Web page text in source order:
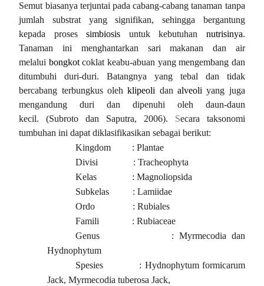
Semut biasanya terjuntai pada cabang-cabang tanaman tanpa
jumlah substrat yang signifikan, sehingga bergantung
kepada proses
simbiosis untuk kebutuhan nutrisinya.
Tanaman ini menghantarkan sari makanan dan air
melalui bongkot coklat keabu-abuan yang mengembang dan
ditumbuhi duri-duri. Batangnya yang tebal dan tidak
bercabang terbungkus oleh klipeoli dan alveoli yang juga
mengandung duri dan dipenuhi oleh daun-daun
kecil. (Subroto dan Saputra, 2006). Secara taksonomi
tumbuhan ini dapat diklasifikasikan sebagai berikut:
Kingdom : Plantae
Divisi : Tracheophyta
Kelas : Magnoliopsida
Subkelas : Lamiidae
Ordo : Rubiales
Famili : Rubiaceae
Genus : Myrmecodia dan
Hydnophytum
Spesies : Hydnophytum formicarum
Jack, Myrmecodia tuberosa Jack,